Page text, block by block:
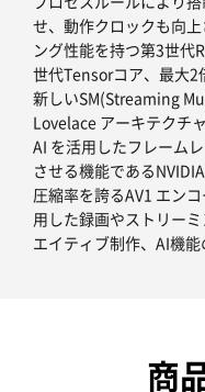
せ、動作クロックも向
ング性能を持つ第3世代
世代Tensorコア、最大2
新しいSM(Streaming
Lovelace アーキテクチ
AI を活用したフレーム
させる機能である
圧縮率を誇るAV1 エン
用した録画やストリー
エイティブ制作、AI機能
商